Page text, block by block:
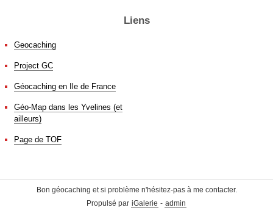
Liens
Geocaching
Project GC
Géocaching en Ile de France
Géo-Map dans les Yvelines (et
ailleurs)
Page de TOF
Bon géocaching et si problème n'hésitez-pas à me contacter.
Propulsé par iGalerie - admin